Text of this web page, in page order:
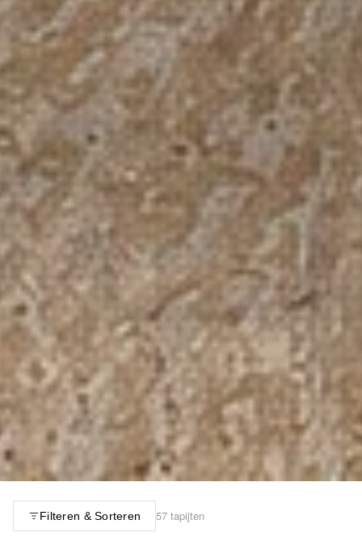
Filteren & Sorteren 57 tapijten